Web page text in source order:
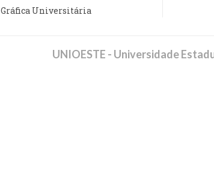
Gráfica Universitária
UNIOESTE - Universidade